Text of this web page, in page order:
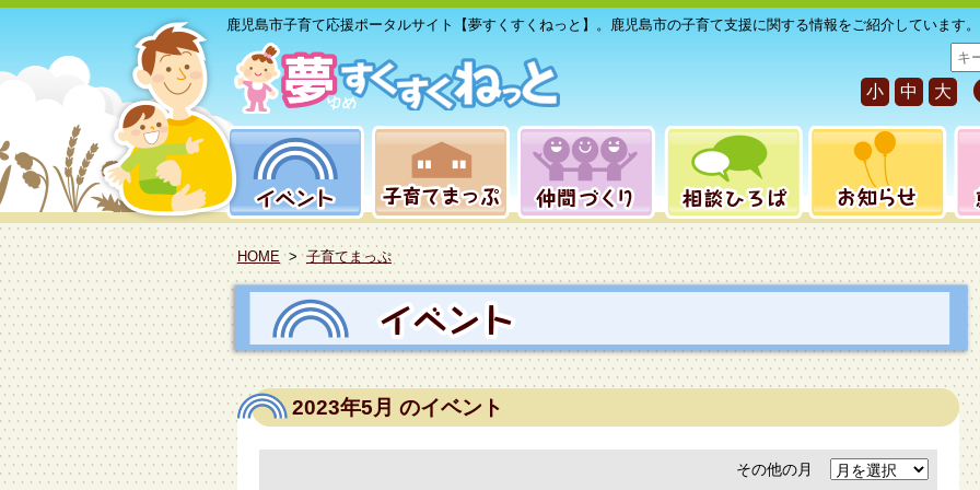
鹿児島市子育て応援ポータルサイト【夢すくすくねっと】。鹿児島市の子育て支援に関する情報をご紹介しています。
サ
イ
ト
内
小 中 大
HOME > 子育てまっぷ
2023年5月 のイベント
その他の月